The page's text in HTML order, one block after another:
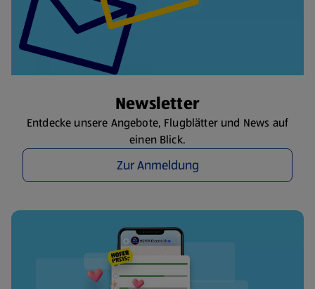
Newsletter
Entdecke unsere Angebote, Flugblätter und News auf
einen Blick.
Zur Anmeldung